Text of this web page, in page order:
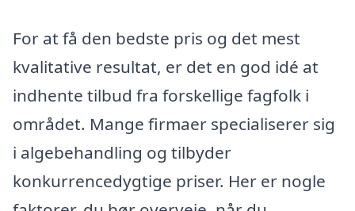
For at få den bedste pris og det mest
kvalitative resultat, er det en god idé at
indhente tilbud fra forskellige fagfolk i
området. Mange firmaer specialiserer sig
i algebehandling og tilbyder
konkurrencedygtige priser. Her er nogle